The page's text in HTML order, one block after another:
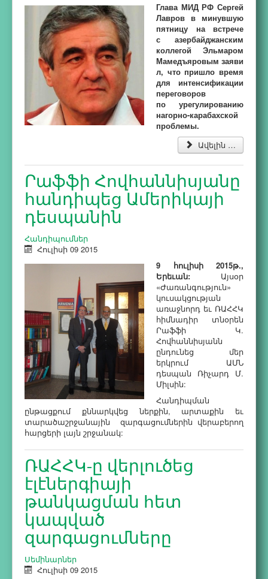
Глава МИД РФ Сергей
Лавров в минувшую
пятницу на встрече
с азербайджанским
коллегой Эльмаром
Мамедъяровым заяви
л, что пришло время
для интенсификации
переговоров
по урегулированию
нагорно-карабахской
проблемы.
Ավելին …
Րաֆֆի Հովհաննիսյանը
հանդիպեց Ամերիկայի
դեսպանին
Հանդիպումներ
Հուլիսի 09 2015
9 հուլիսի 2015թ.,
Երեւան: Այսօր
«Ժառանգություն»
կուսակցության
առաջնորդ եւ ՌԱՀՀԿ
հիմնադիր տնօրեն
Րաֆֆի Կ.
Հովհաննիսյանն
ընդունեց մեր
երկրում ԱՄՆ
դեսպան Ռիչարդ Մ.
Միլսին:
Հանդիպման
ընթացքում քննարկվեց ներքին, արտաքին եւ
տարածաշրջանային զարգացումներին վերաբերող
հարցերի լայն շրջանակ:
ՌԱՀՀԿ-ը վերլուծեց
էլէներգիայի
թանկացման հետ
կապված
զարգացումները
Սեմինարներ
Հուլիսի 09 2015